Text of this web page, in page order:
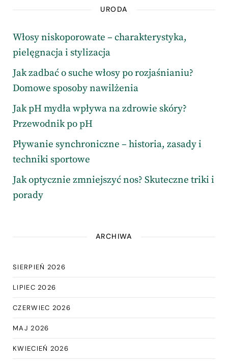
URODA
Włosy niskoporowate – charakterystyka,
pielęgnacja i stylizacja
Jak zadbać o suche włosy po rozjaśnianiu?
Domowe sposoby nawilżenia
Jak pH mydła wpływa na zdrowie skóry?
Przewodnik po pH
Pływanie synchroniczne – historia, zasady i
techniki sportowe
Jak optycznie zmniejszyć nos? Skuteczne triki i
porady
ARCHIWA
SIERPIEŃ 2026
LIPIEC 2026
CZERWIEC 2026
MAJ 2026
KWIECIEŃ 2026